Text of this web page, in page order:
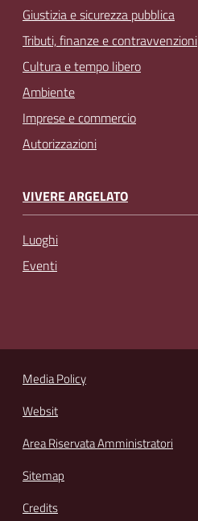
Giustizia e sicurezza pubblica
Tributi, finanze e contravvenzioni
Cultura e tempo libero
Ambiente
Imprese e commercio
Autorizzazioni
VIVERE ARGELATO
Luoghi
Eventi
Media Policy
Websit
Area Riservata Amministratori
Sitemap
Credits